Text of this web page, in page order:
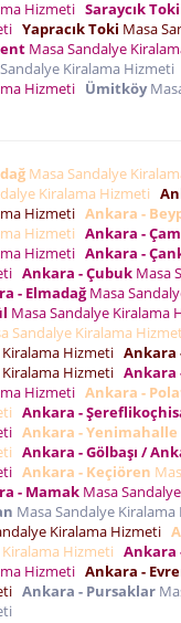
Hizmeti Saraycık Toki
Yapracık Toki Masa
Masa Sandalye
Kiralama Hizmeti
Hizmeti Ümitköy
Masa Sandalye
Kiralama Hizmeti
Hizmeti Ankara -
Hizmeti Ankara -
Hizmeti Ankara -
Ankara - Çubuk Masa
- ElmadağMasa
Masa Sandalye Kiralama
Sandalye Kiralama
Hizmeti Ankara
Hizmeti Ankara
Hizmeti Ankara -
Ankara -
Ankara - Yenimahalle
Ankara - Gölbaşı /
Ankara - Keçiören
- Mamak Masa
Masa Sandalye Kiralama
Kiralama Hizmeti
Hizmeti Ankara
Hizmeti Ankara -
Ankara - Pursaklar